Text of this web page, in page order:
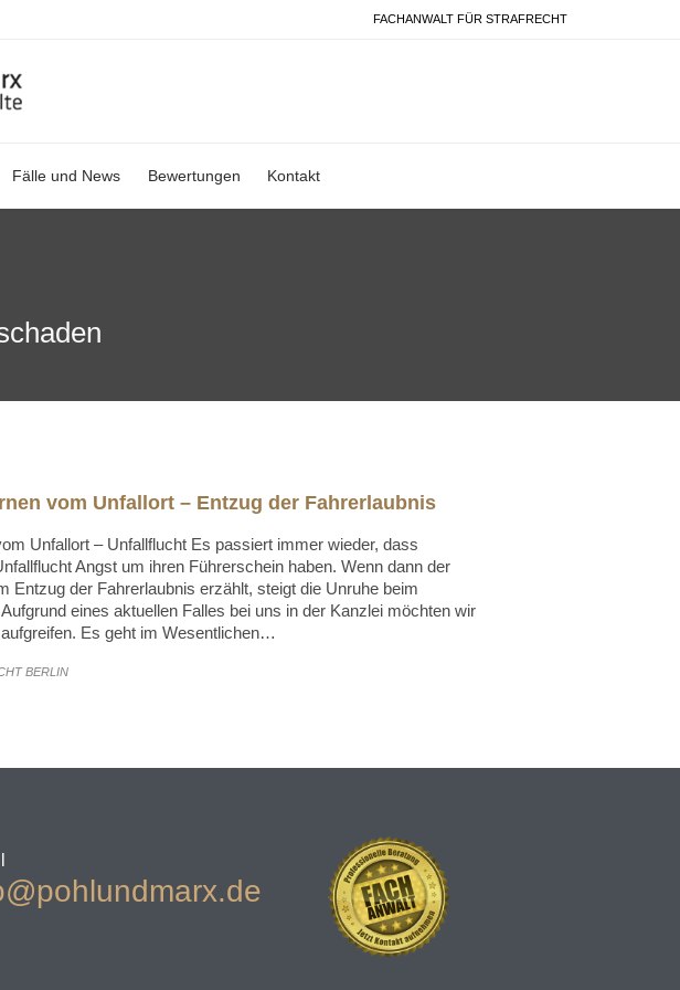
FACHANWALT FÜR STRAFRECHT
Fälle und News Bewertungen Kontakt
vom Unfallort – Entzug der Fahrerlaubnis
Unfallort – Unfallflucht Es passiert immer wieder, dass
Angst um ihren Führerschein haben. Wenn dann der
Entzug der Fahrerlaubnis erzählt, steigt die Unruhe beim
eines aktuellen Falles bei uns in der Kanzlei möchten wir
Es geht im Wesentlichen…
BERLIN